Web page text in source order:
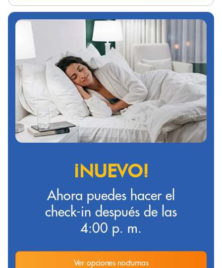
¡NUEVO!
Ahora puedes hacer el
check-in después de las
4:00 p. m.
Ver opciones nocturnas